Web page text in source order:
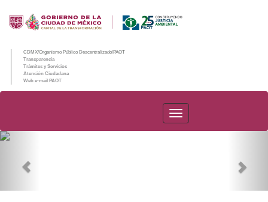
CDMX/Organismo Público Descentralizado/PAOT
Transparencia
Trámites y Servicios
Atención Ciudadana
Web e-mail PAOT
PAOT